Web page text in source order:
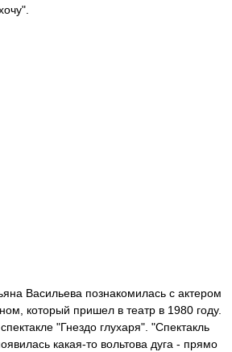
Васильева познакомилась с актером
который пришел в театр в 1980 году.
"Гнездо глухаря". "Спектакль
какая-то вольтова дуга - прямо